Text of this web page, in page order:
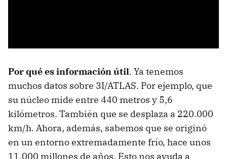
Por qué es información útil. Ya tenemos
muchos datos sobre 3I/ATLAS. Por ejemplo, que
su núcleo mide entre 440 metros y 5,6
kilómetros. También que se desplaza a 220.000
km/h. Ahora, además, sabemos que se originó
en un entorno extremadamente frío, hace unos
11.000 millones de años. Esto nos ayuda a